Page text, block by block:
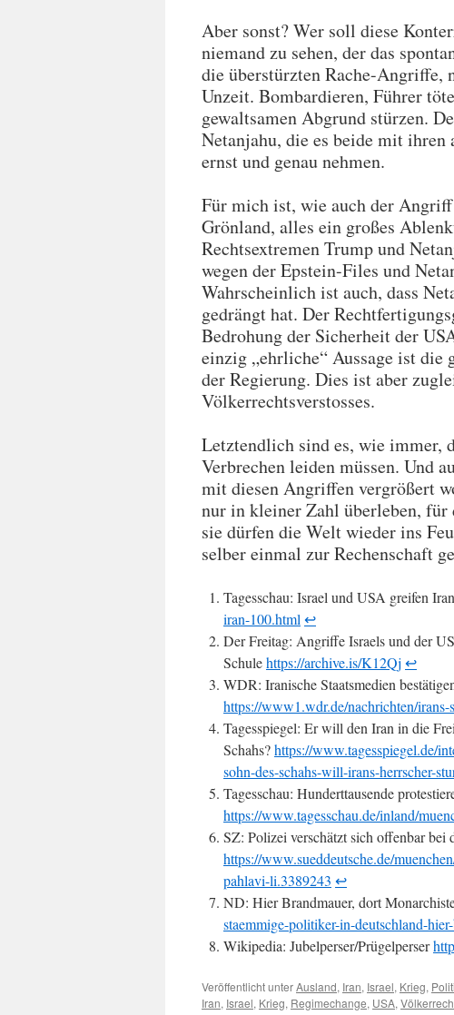
Aber sonst? Wer soll diese
niemand zu sehen, der das
die überstürzten Rache-
Unzeit. Bombardieren, Führer
gewaltsamen Abgrund stürzen.
Netanjahu, die es beide mit
ernst und genau nehmen.
Für mich ist, wie auch der
Grönland, alles ein großes
Rechtsextremen Trump und
wegen der Epstein-Files und
Wahrscheinlich ist auch, dass
gedrängt hat. Der
Bedrohung der Sicherheit der
einzig „ehrliche“ Aussage ist die
der Regierung. Dies ist aber
Völkerrechtsverstosses.
Letztendlich sind es, wie immer,
Verbrechen leiden müssen. Und
mit diesen Angriffen vergrößert
nur in kleiner Zahl überleben,
sie dürfen die Welt wieder ins
selber einmal zur Rechenschaft
Tagesschau: Israel und USA greifen
iran-100.html ↩︎
Der Freitag: Angriffe Israels und der
Schulehttps://archive.is/K12Qj ↩︎
WDR: Iranische Staatsmedien
https://www1.wdr.de/nachrichten/irans-
Tagesspiegel: Er will den Iran in die
Schahs?https://www.tagesspiegel.de/
sohn-des-schahs-will-irans-herrscher-
Tagesschau: Hunderttausende
https://www.tagesschau.de/inland/
SZ: Polizei verschätzt sich offenbar bei
https://www.sueddeutsche.de/
pahlavi-li.3389243 ↩︎
ND: Hier Brandmauer, dort
staemmige-politiker-in-deutschland-
Wikipedia: Jubelperser/Prügelperser
Veröffentlicht unterAusland, Iran, Israel, Krieg,
Iran, Israel, Krieg, Regimechange, USA,